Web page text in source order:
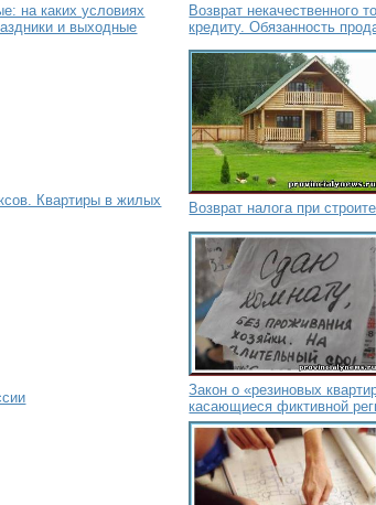
на каких условиях
и выходные
Возврат некачественного
кредиту. Обязанность
Квартиры в жилых
Возврат налога при
Закон о «резиновых
касающиеся фиктивной